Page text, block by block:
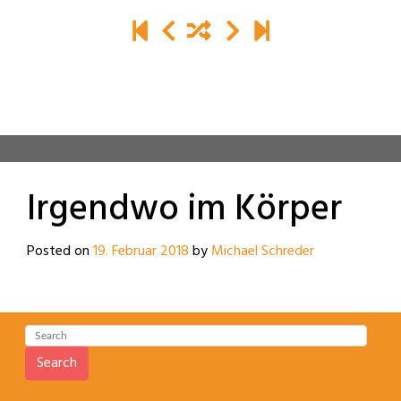
Irgendwo im Körper
Posted on19. Februar 2018byMichael Schreder
Search